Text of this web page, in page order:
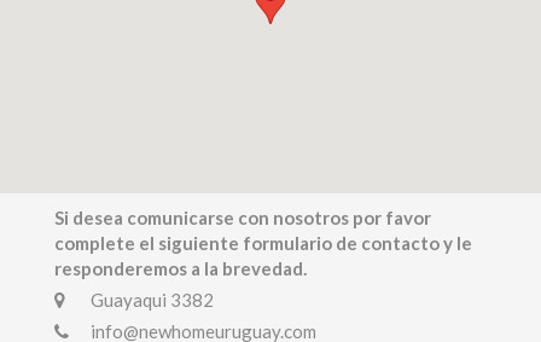
Si desea comunicarse con nosotros por favor
complete el siguiente formulario de contacto y le
responderemos a la brevedad.
Guayaqui 3382
info@newhomeuruguay.com